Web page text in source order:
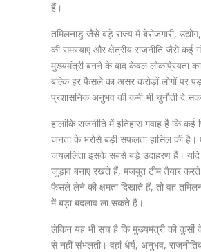
हैं।
तमिलनाडु जैसे बड़े राज्य में बेरोजगारी, उद्योग,
की समस्याएं और क्षेत्रीय राजनीति जैसे कई
मुख्यमंत्री बनने के बाद केवल लोकप्रियता
बल्कि हर फैसले का असर करोड़ों लोगों पर
प्रशासनिक अनुभव की कमी भी चुनौती दे
हालांकि राजनीति में इतिहास गवाह है कि कई
जनता के भरोसे बड़ी सफलता हासिल की
जयललिता इसके सबसे बड़े उदाहरण हैं।
जुड़ाव बनाए रखते हैं, मजबूत टीम तैयार
फैसले लेने की क्षमता दिखाते हैं, तो वह
में बड़ा बदलाव ला सकते हैं।
लेकिन यह भी सच है कि मुख्यमंत्री की कुर्सी
से नहीं संभलती। वहां धैर्य, अनुभव,